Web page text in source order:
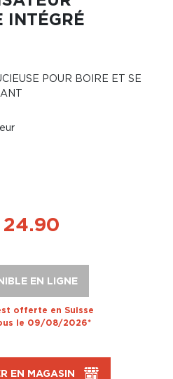
INTÉGRÉ
POUR BOIRE ET SE
24.90
EN LIGNE
offerte en Suisse
le 09/08/2026*
EN MAGASIN